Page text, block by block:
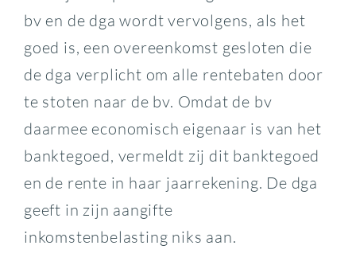
bv en de dga wordt vervolgens, als het
goed is, een overeenkomst gesloten die
de dga verplicht om alle rentebaten door
te stoten naar de bv. Omdat de bv
daarmee economisch eigenaar is van het
banktegoed, vermeldt zij dit banktegoed
en de rente in haar jaarrekening. De dga
geeft in zijn aangifte
inkomstenbelasting niks aan.